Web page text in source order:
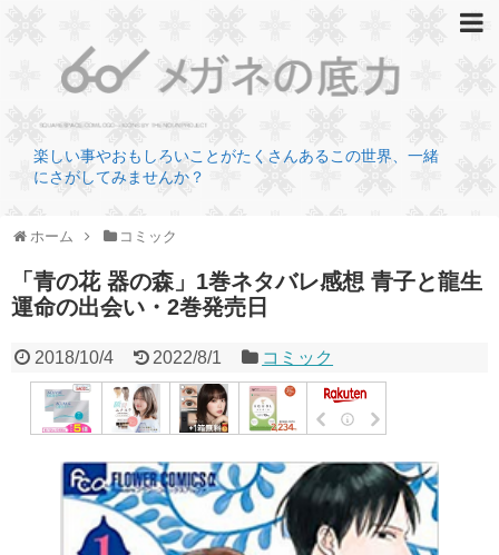
楽しい事やおもしろいことがたくさんあるこの世界、一緒
にさがしてみませんか？
ホーム コミック
「青の花 器の森」1巻ネタバレ感想 青子と龍生
運命の出会い・2巻発売日
2018/10/4 2022/8/1 コミック